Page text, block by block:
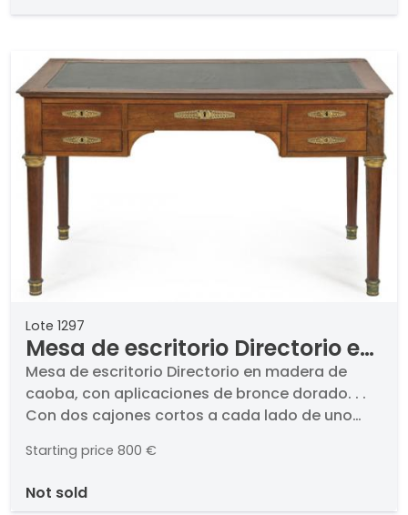
Lote 1297
Mesa de escritorio Directorio en
madera de caoba, con
aplicaciones de bronce dorado.
Francia, principios S. XIX
Mesa de escritorio Directorio en madera de
caoba, con aplicaciones de bronce dorado. . .
Con dos cajones cortos a cada lado de uno
clásica torneada. Tapa, con cuero negro
Starting price 800 €
not sold